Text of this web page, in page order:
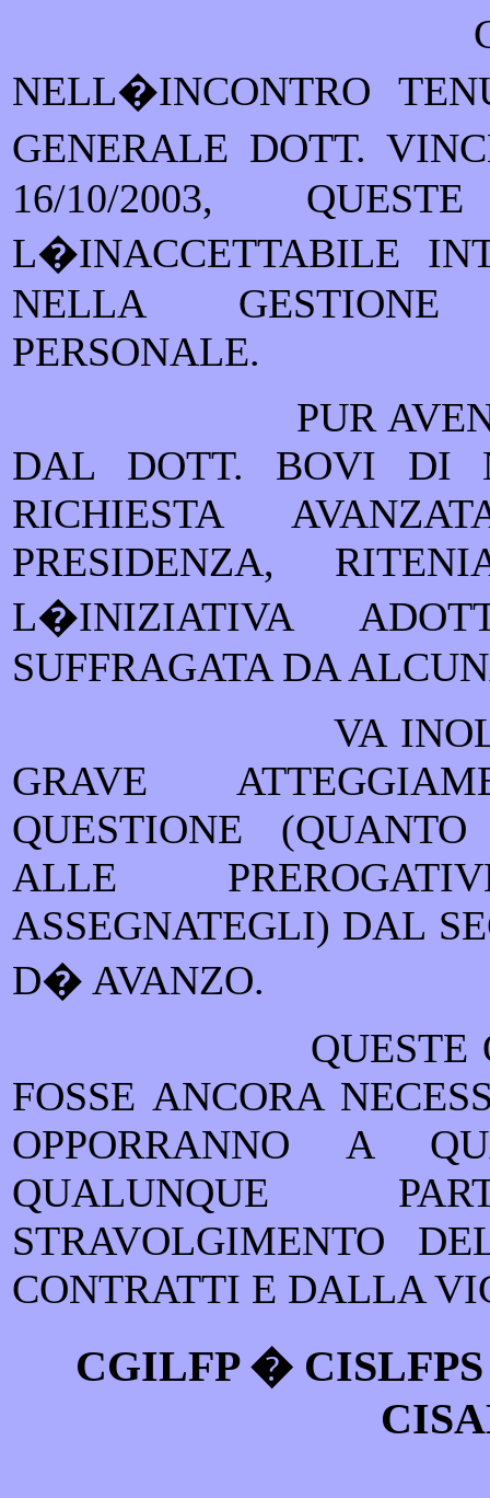
NELL�INCONTRO
GENERALE DOTT.
16/10/2003,
L�INACCETTABILE
NELLA
PERSONALE.
PUR
DAL DOTT. BOVI DI
RICHIESTA
PRESIDENZA,
L�INIZIATIVA
SUFFRAGATA DA
VA
GRAVE
QUESTIONE
ALLE
ASSEGNATEGLI) DAL
D� AVANZO.
FOSSE ANCORA
OPPORRANNO A
QUALUNQUE
STRAVOLGIMENTO
CONTRATTI E DALLA
CGILFP �